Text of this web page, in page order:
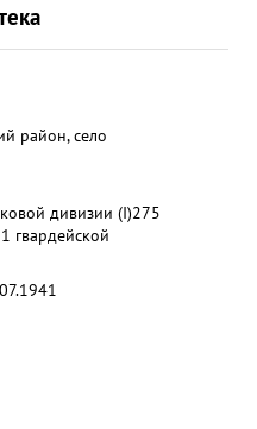
район, село
дивизии (I)275
гвардейской